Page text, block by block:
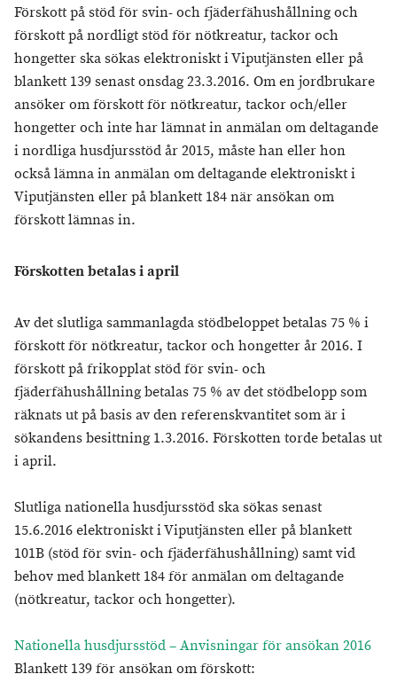
Förskott på stöd för svin- och fjäderfähushållning och
förskott på nordligt stöd för nötkreatur, tackor och
hongetter ska sökas elektroniskt i Viputjänsten eller på
blankett 139 senast onsdag 23.3.2016. Om en jordbrukare
ansöker om förskott för nötkreatur, tackor och/eller
hongetter och inte har lämnat in anmälan om deltagande
i nordliga husdjursstöd år 2015, måste han eller hon
också lämna in anmälan om deltagande elektroniskt i
Viputjänsten eller på blankett 184 när ansökan om
förskott lämnas in.
Förskotten betalas i april
Av det slutliga sammanlagda stödbeloppet betalas 75 % i
förskott för nötkreatur, tackor och hongetter år 2016. I
förskott på frikopplat stöd för svin- och
fjäderfähushållning betalas 75 % av det stödbelopp som
räknats ut på basis av den referenskvantitet som är i
sökandens besittning 1.3.2016. Förskotten torde betalas ut
i april.
Slutliga nationella husdjursstöd ska sökas senast
15.6.2016 elektroniskt i Viputjänsten eller på blankett
101B (stöd för svin- och fjäderfähushållning) samt vid
behov med blankett 184 för anmälan om deltagande
(nötkreatur, tackor och hongetter).
Nationella husdjursstöd – Anvisningar för ansökan 2016
Blankett 139 för ansökan om förskott: